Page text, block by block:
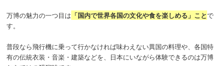
万博の魅力の一つ目は 「国内で世界各国の文化や食を楽しめる」ことで
す。
普段なら飛行機に乗って行かなければ味わえない異国の料理や、各国特
有の伝統衣装・音楽・建築などを、日本にいながら体験できるのは万博